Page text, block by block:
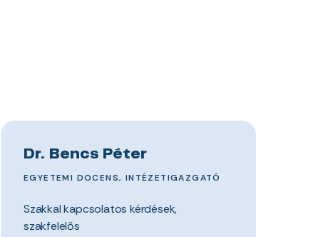
Dr. Bencs Péter
EGYETEMI DOCENS, INTÉZETIGAZGATÓ
Szakkal kapcsolatos kérdések,
szakfelelős